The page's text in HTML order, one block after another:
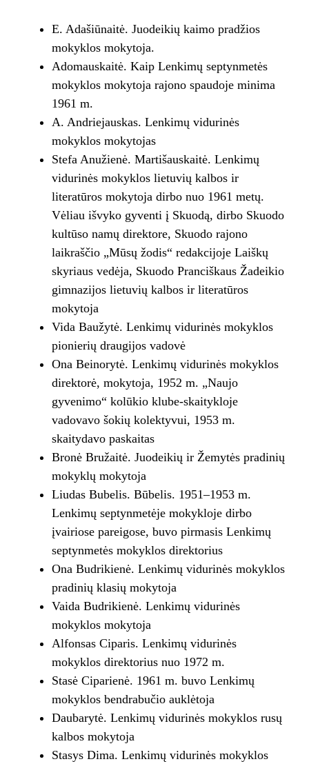
E. Adašiūnaitė. Juodeikių kaimo pradžios
mokyklos mokytoja.
Adomauskaitė. Kaip Lenkimų septynmetės
mokyklos mokytoja rajono spaudoje minima
1961 m.
A. Andriejauskas. Lenkimų vidurinės
mokyklos mokytojas
Stefa Anužienė. Martišauskaitė. Lenkimų
vidurinės mokyklos lietuvių kalbos ir
literatūros mokytoja dirbo nuo 1961 metų.
Vėliau išvyko gyventi į Skuodą, dirbo Skuodo
kultūso namų direktore, Skuodo rajono
laikraščio „Mūsų žodis“ redakcijoje Laiškų
skyriaus vedėja, Skuodo Pranciškaus Žadeikio
gimnazijos lietuvių kalbos ir literatūros
mokytoja
Vida Baužytė. Lenkimų vidurinės mokyklos
pionierių draugijos vadovė
Ona Beinorytė. Lenkimų vidurinės mokyklos
direktorė, mokytoja, 1952 m. „Naujo
gyvenimo“ kolūkio klube-skaitykloje
vadovavo šokių kolektyvui, 1953 m.
skaitydavo paskaitas
Bronė Bružaitė. Juodeikių ir Žemytės pradinių
mokyklų mokytoja
Liudas Bubelis. Būbelis. 1951–1953 m.
Lenkimų septynmetėje mokykloje dirbo
įvairiose pareigose, buvo pirmasis Lenkimų
septynmetės mokyklos direktorius
Ona Budrikienė. Lenkimų vidurinės mokyklos
pradinių klasių mokytoja
Vaida Budrikienė. Lenkimų vidurinės
mokyklos mokytoja
Alfonsas Ciparis. Lenkimų vidurinės
mokyklos direktorius nuo 1972 m.
Stasė Ciparienė. 1961 m. buvo Lenkimų
mokyklos bendrabučio auklėtoja
Daubarytė. Lenkimų vidurinės mokyklos rusų
kalbos mokytoja
Stasys Dima. Lenkimų vidurinės mokyklos